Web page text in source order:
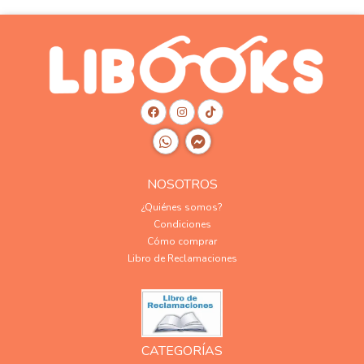
NOSOTROS
¿Quiénes somos?
Condiciones
Cómo comprar
Libro de Reclamaciones
CATEGORÍAS